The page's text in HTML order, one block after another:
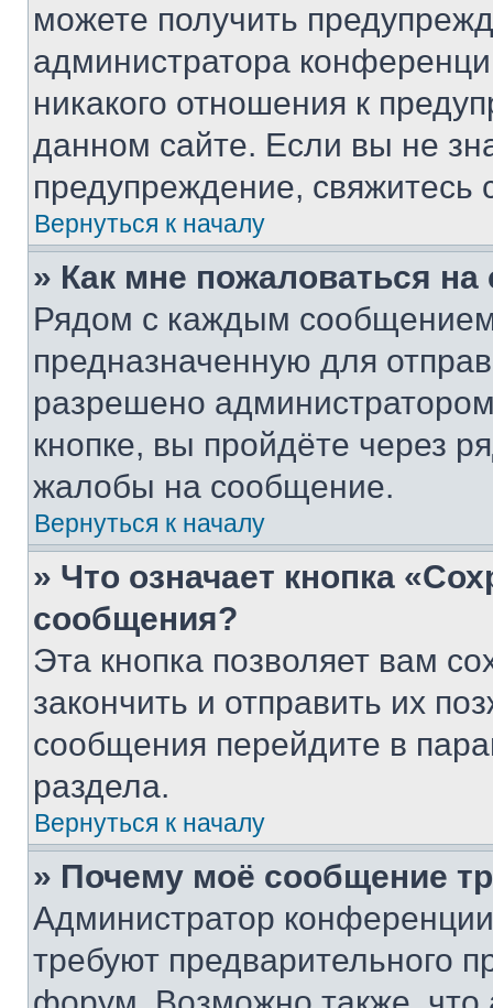
можете получить
администратора
никакого отношения к
данном сайте. Если вы не
предупреждение,
Вернуться к началу
» Как мне пожаловаться
Рядом с каждым сообщением
предназначенную для
разрешено
кнопке, вы пройдёте через
жалобы на сообщение.
Вернуться к началу
» Что означает кнопка
сообщения?
Эта кнопка позволяет вам
закончить и отправить их
сообщения перейдите в
раздела.
Вернуться к началу
» Почему моё сообщение
Администратор
требуют предварительного